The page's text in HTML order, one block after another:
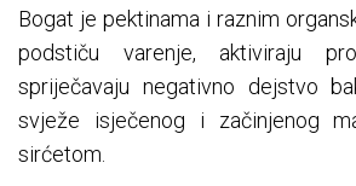
Bogat je pektinama i raznim
podstiču varenje, aktiviraju
spriječavaju negativno dejstvo
svježe isječenog i začinjenog
sirćetom.